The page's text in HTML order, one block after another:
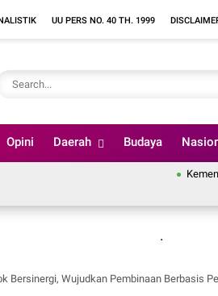
UU PERS NO. 40 TH. 1999
Opini Daerah Budaya
Kementan
.
Wujudkan Pembinaan Berbasis Pesantren untuk Cetak